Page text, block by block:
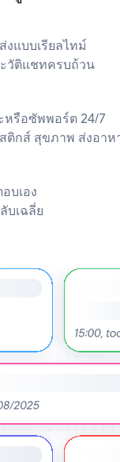
งแบบเรียลไทม์
วัติแชทครบถ้วน
หรือซัพพอร์ต 24/7
ติกส์ สุขภาพ ส่งอาห
บเอง
บเฉลี่ย